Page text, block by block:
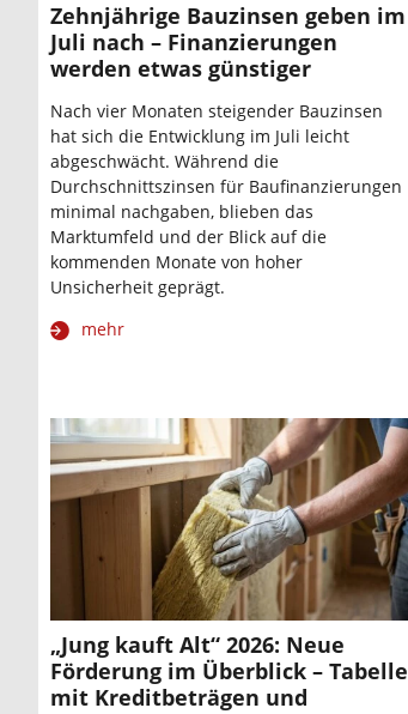
Zehnjährige Bauzinsen geben im
Juli nach – Finanzierungen
werden etwas günstiger
Nach vier Monaten steigender Bauzinsen
hat sich die Entwicklung im Juli leicht
abgeschwächt. Während die
Durchschnittszinsen für Baufinanzierungen
minimal nachgaben, blieben das
Marktumfeld und der Blick auf die
kommenden Monate von hoher
Unsicherheit geprägt.
mehr
„Jung kauft Alt“ 2026: Neue
Förderung im Überblick – Tabelle
mit Kreditbeträgen und